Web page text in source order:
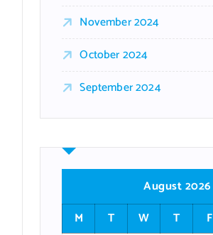
November 2024
October 2024
September 2024
August 2026
M
T W T F